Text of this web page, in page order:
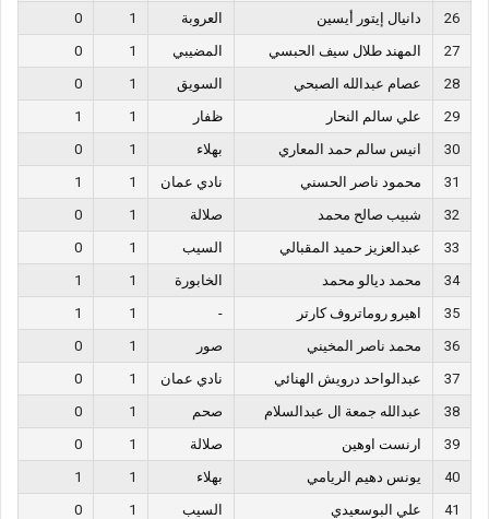
26
دانيال إيتور أيسين العروبة 1
0
27
المهند طلال سيف الحبسي المضيبي 1
0
28
عصام عبدالله الصبحي السويق 1
0
29
علي سالم النحار ظفار 1
1
30
انيس سالم حمد المعاري بهلاء 1
0
31
محمود ناصر الحسني نادي عمان 1
1
32
شبيب صالح محمد صلالة 1
0
33
عبدالعزيز حميد المقبالي السيب 1
0
34
محمد ديالو محمد الخابورة 1
1
35
اهيرو روماتروف كارتر -
1
1
36
محمد ناصر المخيني صور 1
0
37
عبدالواحد درويش الهنائي نادي عمان 1
0
38
عبدالله جمعة ال عبدالسلام صحم 1
0
39
ارنست اوهين صلالة 1
0
40
يونس دهيم الريامي بهلاء 1
1
41
علي البوسعيدي السيب 1
0